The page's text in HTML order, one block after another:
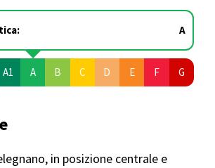
A
A1 A B C D E F G
in posizione centrale e